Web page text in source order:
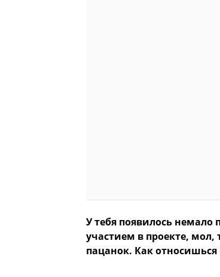
У тебя появилось
участием в проекте,
пацанок. Как